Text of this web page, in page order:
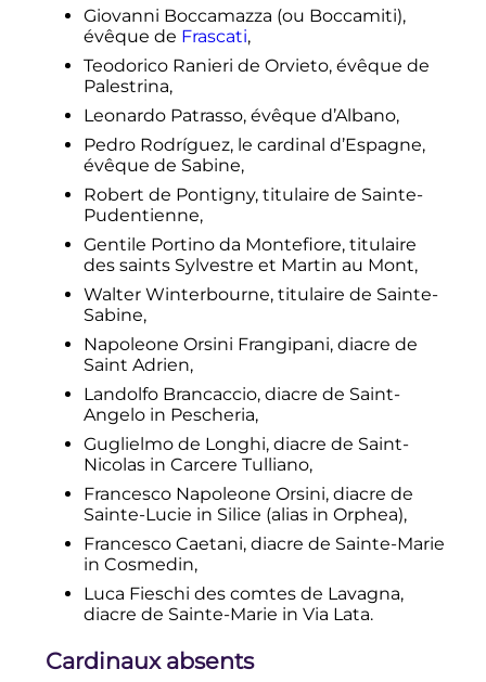
Giovanni Boccamazza (ou Boccamiti),
évêque de Frascati,
Teodorico Ranieri de Orvieto, évêque de
Palestrina,
Leonardo Patrasso, évêque d’Albano,
Pedro Rodríguez, le cardinal d’Espagne,
évêque de Sabine,
Robert de Pontigny, titulaire de Sainte-
Pudentienne,
Gentile Portino da Montefiore, titulaire
des saints Sylvestre et Martin au Mont,
Walter Winterbourne, titulaire de Sainte-
Sabine,
Napoleone Orsini Frangipani, diacre de
Saint Adrien,
Landolfo Brancaccio, diacre de Saint-
Angelo in Pescheria,
Guglielmo de Longhi, diacre de Saint-
Nicolas in Carcere Tulliano,
Francesco Napoleone Orsini, diacre de
Sainte-Lucie in Silice (alias in Orphea),
Francesco Caetani, diacre de Sainte-Marie
in Cosmedin,
Luca Fieschi des comtes de Lavagna,
diacre de Sainte-Marie in Via Lata.
Cardinaux absents